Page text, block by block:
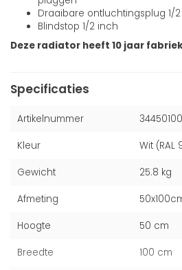
Draaibare ontluchtingsplug 1/
Blindstop 1/2 inch
Deze radiator heeft 10 jaar
Specificaties
Artikelnummer
Kleur Wit (RAL
Gewicht 25.8 kg
Afmeting
Hoogte 50 cm
Breedte 100 cm